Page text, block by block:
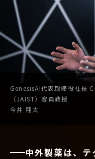
GenesisAI代表取締役社長
（JAIST）客員教授
今井 翔太
中外製薬は、